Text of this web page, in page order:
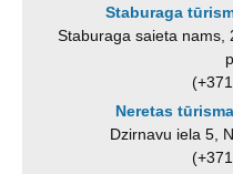
Staburaga
Staburaga saieta nams,
Neretas
Dzirnavu iela 5,